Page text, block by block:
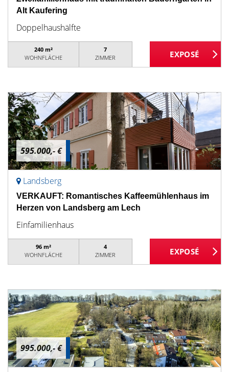
Alt Kaufering
Doppelhaushälfte
240 m²
WOHNFLÄCHE
7
ZIMMER
595.000,- €
Landsberg
VERKAUFT: Romantisches Kaffeemühlenhaus im
Herzen von Landsberg am Lech
Einfamilienhaus
96 m²
WOHNFLÄCHE
4
ZIMMER
995.000,- €